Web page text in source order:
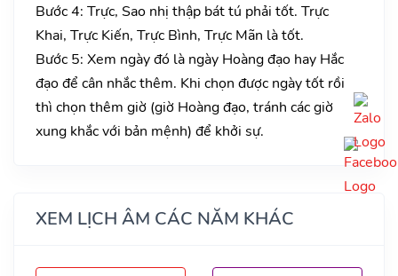
Bước 4: Trực, Sao nhị thập bát tú phải tốt. Trực
Khai, Trực Kiến, Trực Bình, Trực Mãn là tốt.
Bước 5: Xem ngày đó là ngày Hoàng đạo hay Hắc
đạo để cân nhắc thêm. Khi chọn được ngày tốt rồi
thì chọn thêm giờ (giờ Hoàng đạo, tránh các giờ
xung khắc với bản mệnh) để khởi sự.
XEM LỊCH ÂM CÁC NĂM KHÁC